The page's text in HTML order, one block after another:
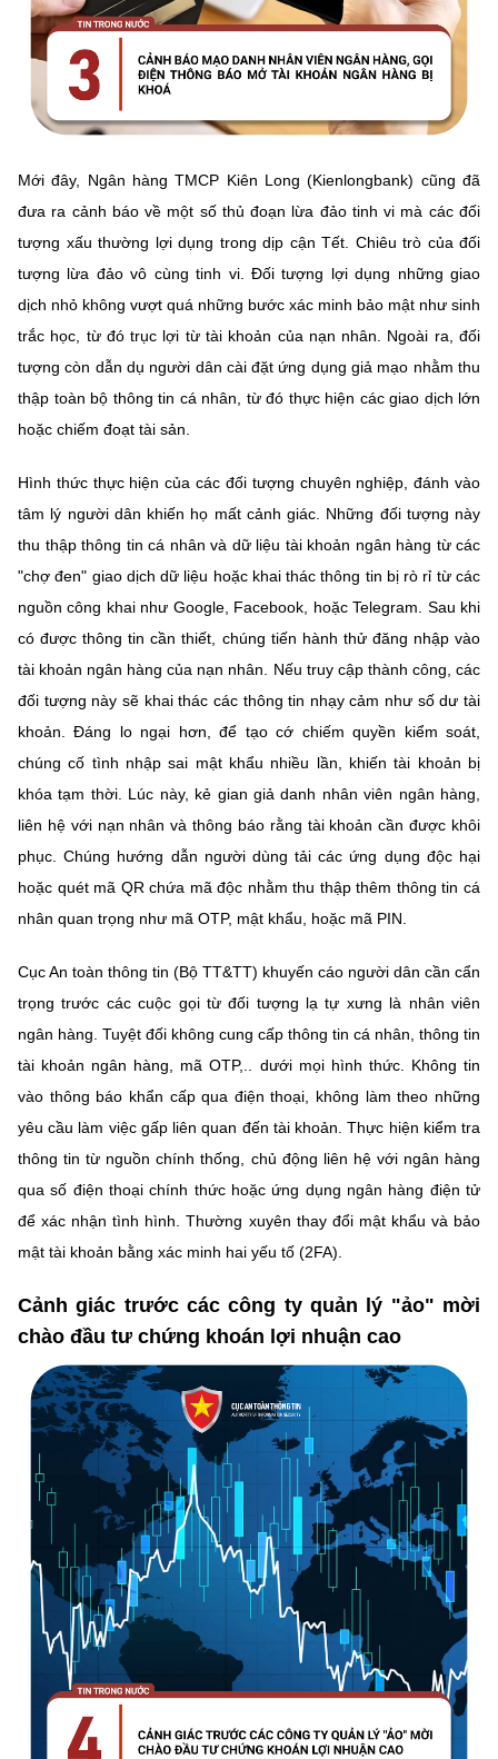
Mới đây,
Ngân hàng TMCP Kiên Long (Kienlongbank) cũng đã
đưa ra cảnh báo về một số thủ đoạn lừa đảo tinh vi mà các đối
tượng xấu thường lợi dụng trong dịp cận Tết. Chiêu trò của đối
tượng lừa đảo vô cùng tinh vi. Đối tượng lợi dụng những giao
dịch nhỏ không vượt quá những bước xác minh bảo mật như sinh
trắc học, từ đó trục lợi từ tài khoản của nạn nhân. Ngoài ra, đối
tượng còn dẫn dụ người dân cài đặt ứng dụng giả mạo nhằm thu
thập toàn bộ thông tin cá nhân, từ đó thực hiện các giao dịch lớn
hoặc chiếm đoạt tài sản.
Hình thức thực hiện của các đối tượng chuyên nghiệp, đánh vào
tâm lý người dân khiến họ mất cảnh giác. Những đối tượng này
thu thập thông tin cá nhân và dữ liệu tài khoản ngân hàng từ các
"chợ đen" giao dịch dữ liệu hoặc khai thác thông tin bị rò rỉ từ các
nguồn công khai như Google, Facebook, hoặc Telegram. Sau khi
có được thông tin cần thiết, chúng tiến hành thử đăng nhập vào
tài khoản ngân hàng của nạn nhân. Nếu truy cập thành công, các
đối tượng này sẽ khai thác các thông tin nhạy cảm như số dư tài
khoản. Đáng lo ngại hơn, để tạo cớ chiếm quyền kiểm soát,
chúng cố tình nhập sai mật khẩu nhiều lần, khiến tài khoản bị
khóa tạm thời. Lúc này, kẻ gian giả danh nhân viên ngân hàng,
liên hệ với nạn nhân và thông báo rằng tài khoản cần được khôi
phục. Chúng hướng dẫn người dùng tải các ứng dụng độc hại
hoặc quét mã QR chứa mã độc nhằm thu thập thêm thông tin cá
nhân quan trọng như mã OTP, mật khẩu, hoặc mã PIN.
Cục An toàn thông tin (Bộ TT&TT) khuyến cáo người dân cần cẩn
trọng trước các cuộc gọi từ đối tượng lạ tự xưng là nhân viên
ngân hàng. Tuyệt đối không cung cấp thông tin cá nhân, thông tin
tài khoản ngân hàng, mã OTP,.. dưới mọi hình thức. Không tin
vào thông báo khẩn cấp qua điện thoại, không làm theo những
yêu cầu làm việc gấp liên quan đến tài khoản. Thực hiện kiểm tra
thông tin từ nguồn chính thống, chủ động liên hệ với ngân hàng
qua số điện thoại chính thức hoặc ứng dụng ngân hàng điện tử
để xác nhận tình hình. Thường xuyên thay đổi mật khẩu và bảo
mật tài khoản bằng xác minh hai yếu tố (2FA).
Cảnh giác trước các công ty quản lý "ảo" mời
chào đầu tư chứng khoán lợi nhuận cao